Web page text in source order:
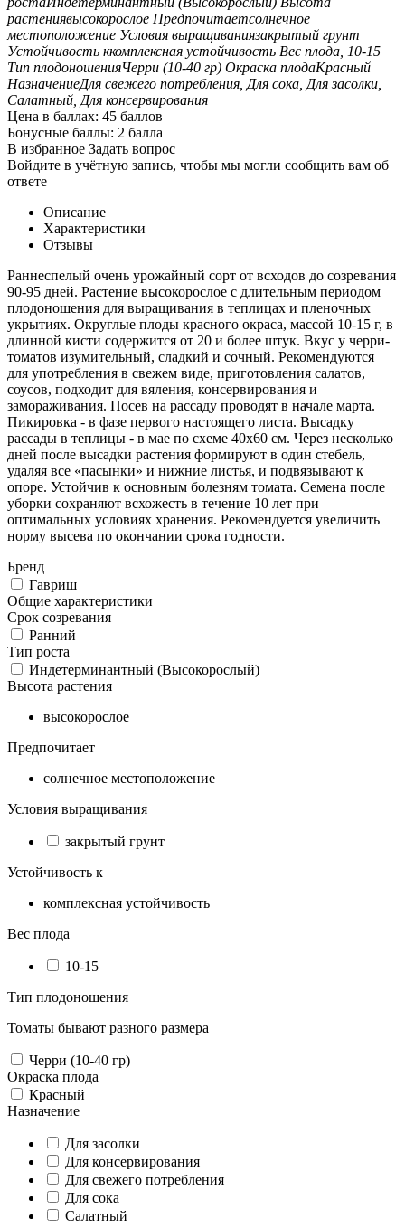
растениявысокорослое Предпочитаетсолнечное
местоположение Условия выращиваниязакрытый грунт
Устойчивость ккомплексная устойчивость Вес плода , 10-15
Тип плодоношенияЧерри (10-40 гр) Окраска плодаКрасный
НазначениеДля свежего потребления, Для сока, Для засолки,
Салатный, Для консервирования
Цена в баллах: 45 баллов
Бонусные баллы: 2 балла
В избранное Задать вопрос
Войдите в учётную запись, чтобы мы могли сообщить вам об
ответе
Описание
Характеристики
Отзывы
Раннеспелый очень урожайный сорт от всходов до созревания
90-95 дней. Растение высокорослое с длительным периодом
плодоношения для выращивания в теплицах и пленочных
укрытиях. Округлые плоды красного окраса, массой 10-15 г, в
длинной кисти содержится от 20 и более штук. Вкус у черри-
томатов изумительный, сладкий и сочный. Рекомендуются
для употребления в свежем виде, приготовления салатов,
соусов, подходит для вяления, консервирования и
замораживания. Посев на рассаду проводят в начале марта.
Пикировка - в фазе первого настоящего листа. Высадку
рассады в теплицы - в мае по схеме 40х60 см. Через несколько
дней после высадки растения формируют в один стебель,
удаляя все «пасынки» и нижние листья, и подвязывают к
опоре. Устойчив к основным болезням томата. Семена после
уборки сохраняют всхожесть в течение 10 лет при
оптимальных условиях хранения. Рекомендуется увеличить
норму высева по окончании срока годности.
Бренд
Гавриш
Общие характеристики
Срок созревания
Ранний
Тип роста
Индетерминантный (Высокорослый)
Высота растения
высокорослое
Предпочитает
солнечное местоположение
Условия выращивания
закрытый грунт
Устойчивость к
комплексная устойчивость
Вес плода
10-15
Тип плодоношения
Томаты бывают разного размера
Черри (10-40 гр)
Окраска плода
Красный
Назначение
Для засолки
Для консервирования
Для свежего потребления
Для сока
Салатный